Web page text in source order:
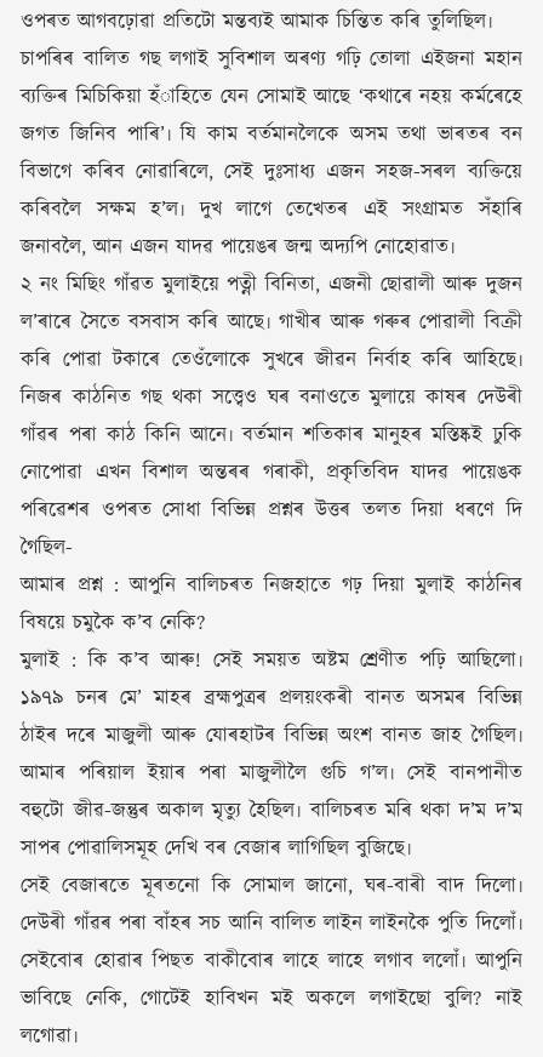
ওপৰত আগবঢ়োৱা প্ৰতিটো মন্তব্যই আমাক চিন্তিত কৰি তুলিছিল৷
চাপৰিৰ বালিত গছ লগাই সুবিশাল অৰণ্য গঢ়ি তোলা এইজনা মহান
ব্যক্তিৰ মিচিকিয়া হঁাহিতে যেন সোমাই আছে ‘কথাৰে নহয় কৰ্মৰেহে
জগত জিনিব পাৰি’৷ যি কাম বৰ্তমানলৈকে অসম তথা ভাৰতৰ বন
বিভাগে কৰিব নোৱাৰিলে, সেই দুঃসাধ্য এজন সহজ-সৰল ব্যক্তিয়ে
কৰিবলৈ সক্ষম হ’ল৷ দুখ লাগে তেখেতৰ এই সংগ্ৰামত সঁহাৰি
জনাবলৈ, আন এজন যাদৱ পায়েঙৰ জন্ম অদ্যপি নোহোৱাত৷
২ নং মিছিং গাঁৱত মুলাইয়ে পত্নী বিনিতা, এজনী ছোৱালী আৰু দুজন
ল’ৰাৰে সৈতে বসবাস কৰি আছে৷ গাখীৰ আৰু গৰুৰ পোৱালী বিক্ৰী
কৰি পোৱা টকাৰে তেওঁলোকে সুখৰে জীৱন নিৰ্বাহ কৰি আহিছে৷
নিজৰ কাঠনিত গছ থকা সত্ত্বেও ঘৰ বনাওতে মুলায়ে কাষৰ দেউৰী
গাঁৱৰ পৰা কাঠ কিনি আনে৷ বৰ্তমান শতিকাৰ মানুহৰ মস্তিষ্কই ঢুকি
নোপোৱা এখন বিশাল অন্তৰৰ গৰাকী, প্ৰকৃতিবিদ যাদৱ পায়েঙক
পৰিৱেশৰ ওপৰত সোধা বিভিন্ন প্ৰশ্নৰ উত্তৰ তলত দিয়া ধৰণে দি
গৈছিল-
আমাৰ প্ৰশ্ন : আপুনি বালিচৰত নিজহাতে গঢ় দিয়া মুলাই কাঠনিৰ
বিষয়ে চমুকৈ ক’ব নেকি?
মুলাই : কি ক’ব আৰু! সেই সময়ত অষ্টম শ্ৰেণীত পঢ়ি আছিলো৷
১৯৭৯ চনৰ মে’ মাহৰ ব্ৰহ্মপুত্ৰৰ প্ৰলয়ংকৰী বানত অসমৰ বিভিন্ন
ঠাইৰ দৰে মাজুলী আৰু যোৰহাটৰ বিভিন্ন অংশ বানত জাহ গৈছিল৷
আমাৰ পৰিয়াল ইয়াৰ পৰা মাজুলীলৈ গুচি গ’ল৷ সেই বানপানীত
বহুটো জীৱ-জন্তুৰ অকাল মৃত্যু হৈছিল৷ বালিচৰত মৰি থকা দ’ম দ’ম
সাপৰ পোৱালিসমূহ দেখি বৰ বেজাৰ লাগিছিল বুজিছে৷
সেই বেজাৰতে মূৰতনো কি সোমাল জানো, ঘৰ-বাৰী বাদ দিলো৷
দেউৰী গাঁৱৰ পৰা বাঁহৰ সচ আনি বালিত লাইন লাইনকৈ পুতি দিলোঁ৷
সেইবোৰ হোৱাৰ পিছত বাকীবোৰ লাহে লাহে লগাব ললোঁ৷ আপুনি
ভাবিছে নেকি, গোটেই হাবিখন মই অকলে লগাইছো বুলি? নাই
লগোৱা৷